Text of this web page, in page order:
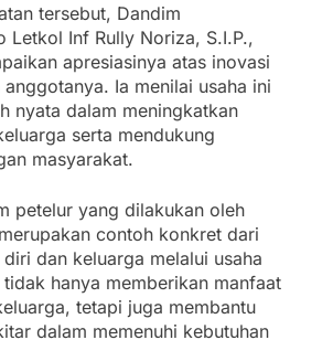
tersebut, Dandim
Letkol Inf Rully Noriza, S.I.P.,
apresiasinya atas inovasi
Ia menilai usaha ini
nyata dalam meningkatkan
serta mendukung
masyarakat.
petelur yang dilakukan oleh
contoh konkret dari
dan keluarga melalui usaha
hanya memberikan manfaat
tetapi juga membantu
dalam memenuhi kebutuhan